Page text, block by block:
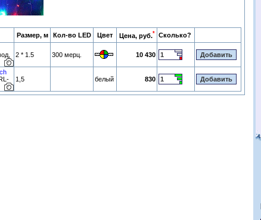
Размер, м Кол-во LED Цвет Цена, руб.*
Сколько?
2 * 1.5 300 мерц. 10 430
1,5 белый 830